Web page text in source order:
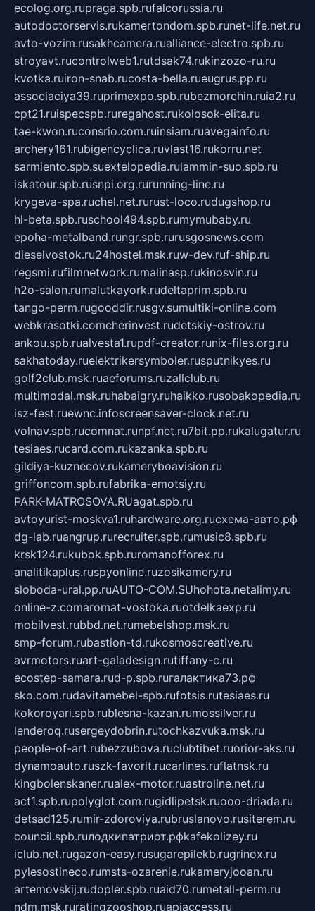
ecolog.org.rupraga.spb.rufalcorussia.ru
autodoctorservis.rukamertondom.spb.runet-life.net.ru
avto-vozim.rusakhcamera.rualliance-electro.spb.ru
stroyavt.rucontrolweb1.rutdsak74.rukinzozo-ru.ru
kvotka.ruiron-snab.rucosta-bella.rueugrus.pp.ru
associaciya39.ruprimexpo.spb.rubezmorchin.ruia2.ru
cpt21.ruispecspb.ruregahost.rukolosok-elita.ru
tae-kwon.ruconsrio.com.ruinsiam.ruavegainfo.ru
archery161.rubigencyclica.ruvlast16.rukorru.net
sarmiento.spb.suextelopedia.rulammin-suo.spb.ru
iskatour.spb.rusnpi.org.rurunning-line.ru
krygeva-spa.ruchel.net.rurust-loco.rudugshop.ru
hl-beta.spb.ruschool494.spb.rumymubaby.ru
epoha-metalband.rungr.spb.rurusgosnews.com
dieselvostok.ru24hostel.msk.ruw-dev.ruf-ship.ru
regsmi.rufilmnetwork.rumalinasp.rukinosvin.ru
h2o-salon.rumalutkayork.rudeltaprim.spb.ru
tango-perm.rugooddir.rusgv.sumultiki-online.com
webkrasotki.comcherinvest.rudetskiy-ostrov.ru
ankou.spb.rualvesta1.rupdf-creator.runix-files.org.ru
sakhatoday.ruelektrikersymboler.rusputnikyes.ru
golf2club.msk.ruaeforums.ruzallclub.ru
multimodal.msk.ruhabaigry.ruhaikko.rusobakopedia.ru
isz-fest.ruewnc.infoscreensaver-clock.net.ru
volnav.spb.rucomnat.runpf.net.ru7bit.pp.rukalugatur.ru
tesiaes.rucard.com.rukazanka.spb.ru
gildiya-kuznecov.rukameryboavision.ru
griffoncom.spb.rufabrika-emotsiy.ru
PARK-MATROSOVA.RUagat.spb.ru
avtoyurist-moskva1.ruhardware.org.ruсхема-авто.рф
dg-lab.ruangrup.rurecruiter.spb.rumusic8.spb.ru
krsk124.rukubok.spb.ruromanofforex.ru
analitikaplus.ruspyonline.ruzosikamery.ru
sloboda-ural.pp.ruAUTO-COM.SUhohota.netalimy.ru
online-z.comaromat-vostoka.ruotdelkaexp.ru
mobilvest.rubbd.net.rumebelshop.msk.ru
smp-forum.rubastion-td.rukosmoscreative.ru
avrmotors.ruart-galadesign.rutiffany-c.ru
ecostep-samara.rud-p.spb.ruгалактика73.рф
sko.com.rudavitamebel-spb.rufotsis.rutesiaes.ru
kokoroyari.spb.rublesna-kazan.rumossilver.ru
lenderoq.rusergeydobrin.rutochkazvuka.msk.ru
people-of-art.rubezzubova.ruclubtibet.ruorior-aks.ru
dynamoauto.ruszk-favorit.rucarlines.ruflatnsk.ru
kingbolenskaner.rualex-motor.ruastroline.net.ru
act1.spb.rupolyglot.com.rugidlipetsk.ruooo-driada.ru
detsad125.rumir-zdoroviya.rubruslanovo.rusiterem.ru
council.spb.ruлодкипатриот.рфkafekolizey.ru
iclub.net.rugazon-easy.rusugarepilekb.rugrinox.ru
pylesostineco.rumsts-ozarenie.rukameryjooan.ru
artemovskij.rudopler.spb.ruaid70.rumetall-perm.ru
ndm.msk.ruratingzooshop.ruapiaccess.ru